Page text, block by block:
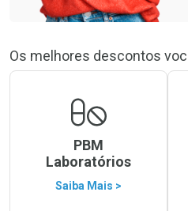
Os melhores descontos
PBM
Laboratórios
Saiba Mais >